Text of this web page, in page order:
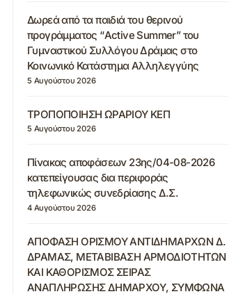
Δωρεά από τα παιδιά του θερινού
προγράμματος “Active Summer” του
Γυμναστικού Συλλόγου Δράμας στο
Κοινωνικό Κατάστημα Αλληλεγγύης
5 Αυγούστου 2026
ΤΡΟΠΟΠΟΙΗΣΗ ΩΡΑΡΙΟΥ ΚΕΠ
5 Αυγούστου 2026
Πίνακας αποφάσεων 23ης/04-08-2026
κατεπείγουσας δια περιφοράς
τηλεφωνικώς συνεδρίασης Δ.Σ.
4 Αυγούστου 2026
ΑΠΟΦΑΣΗ ΟΡΙΣΜΟΥ ΑΝΤΙΔΗΜΑΡΧΩΝ Δ.
ΔΡΑΜΑΣ, ΜΕΤΑΒΙΒΑΣΗ ΑΡΜΟΔΙΟΤΗΤΩΝ
ΚΑΙ ΚΑΘΟΡΙΣΜΟΣ ΣΕΙΡΑΣ
ΑΝΑΠΛΗΡΩΣΗΣ ΔΗΜΑΡΧΟΥ, ΣΥΜΦΩΝΑ